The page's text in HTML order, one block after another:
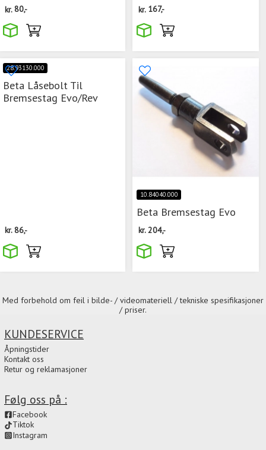
kr.80,- kr. 167,-
28.93130.000
Beta Låsebolt Til
Bremsestag Evo/Rev
kr.86,-
10.84040.000
Beta Bremsestag Evo
kr.204,-
Med forbehold om feil i bilde- / videomateriell / tekniske spesifikasjoner
/ priser.
Følg oss på :
Facebook
Tiktok
Instagram
KUNDESERVICE
Åpningstider
Kontakt oss
Retur og reklamasjoner